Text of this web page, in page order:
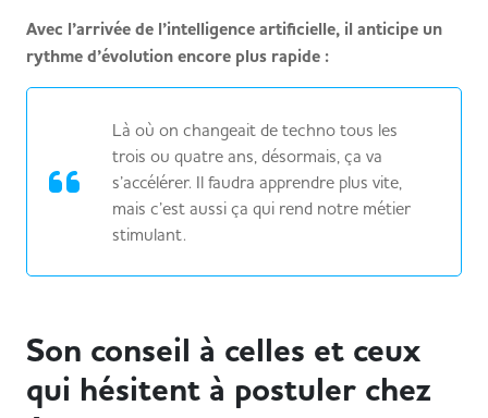
Avec l’arrivée de l’intelligence artificielle, il anticipe un
rythme d’évolution encore plus rapide :
Là où on changeait de techno tous les
trois ou quatre ans, désormais, ça va
s’accélérer. Il faudra apprendre plus vite,
mais c’est aussi ça qui rend notre métier
stimulant.
Son conseil à celles et ceux
qui hésitent à postuler chez